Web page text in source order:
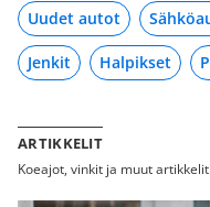
Uudet autot
Jenkit Halpikset
ARTIKKELIT
Koeajot, vinkit ja muut artikkelit